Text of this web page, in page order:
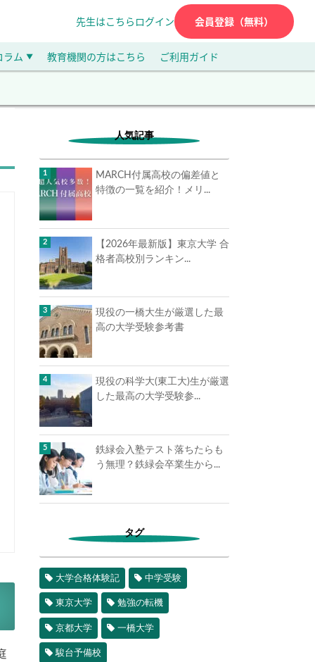
先生はこちら ログイン 会員登録（無料）
ラム ▼ 教育機関の方はこちら ご利用ガイド
人気記事
MARCH付属高校の偏差値と
特徴の一覧を紹介！メリ...
【2026年最新版】東京大学 合
格者高校別ランキン...
現役の一橋大生が厳選した最
高の大学受験参考書
現役の科学大(東工大)生が厳選
した最高の大学受験参...
鉄緑会入塾テスト落ちたらも
う無理？鉄緑会卒業生から...
タグ
大学合格体験記 中学受験
東京大学 勉強の転機
京都大学 一橋大学
駿台予備校